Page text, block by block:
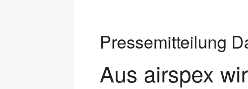
Pressemitteilung
Aus airspex